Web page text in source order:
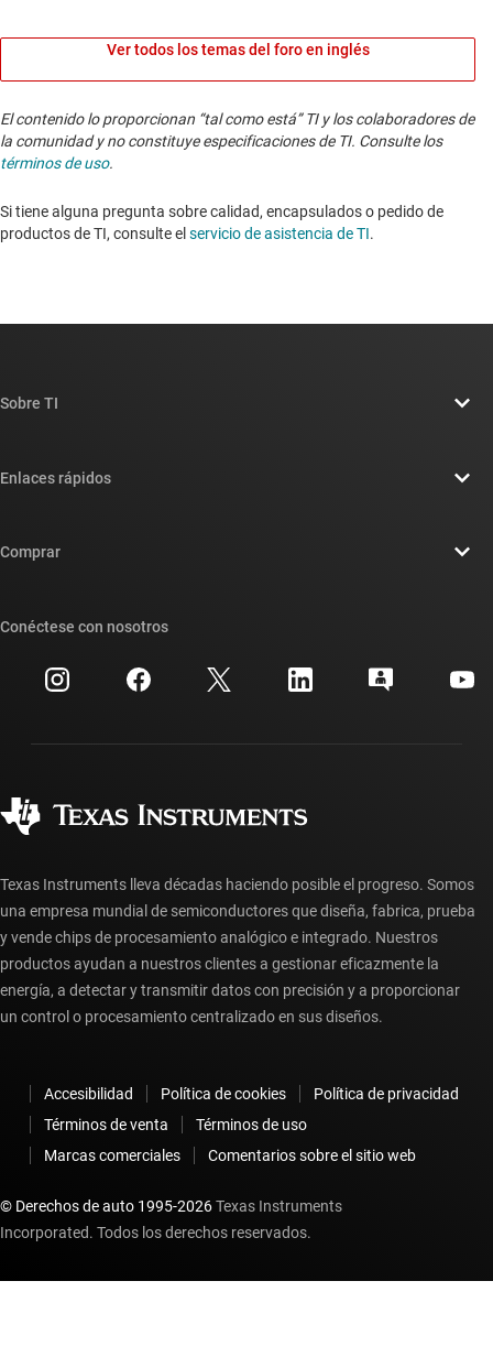
Ver todos los temas del foro en inglés
El contenido lo proporcionan “tal como está” TI y los colaboradores de
la comunidad y no constituye especificaciones de TI. Consulte los
términos de uso.
Si tiene alguna pregunta sobre calidad, encapsulados o pedido de
productos de TI, consulte el servicio de asistencia de TI. ​​​​​​​​​​​​​​
Sobre TI
Sala de redacción
Relaciones con los inversionistas
Fabricación
Enlaces rápidos
Búsqueda de referencias cruzadas
Centro de atención al cliente
Preguntas frecuentes sobre la cuenta myTI
Comprar
Preguntas frecuentes sobre pedidos
Conéctese con nosotros
Texas Instruments lleva décadas haciendo posible el progreso. Somos
una empresa mundial de semiconductores que diseña, fabrica, prueba
y vende chips de procesamiento analógico e integrado. Nuestros
productos ayudan a nuestros clientes a gestionar eficazmente la
energía, a detectar y transmitir datos con precisión y a proporcionar
un control o procesamiento centralizado en sus diseños.
Accesibilidad Política de cookies
Política de privacidad
Términos de venta
Términos de uso
Marcas comerciales
Comentarios sobre el sitio web
© Derechos de auto 1995-2026Texas Instruments
Incorporated. Todos los derechos reservados.